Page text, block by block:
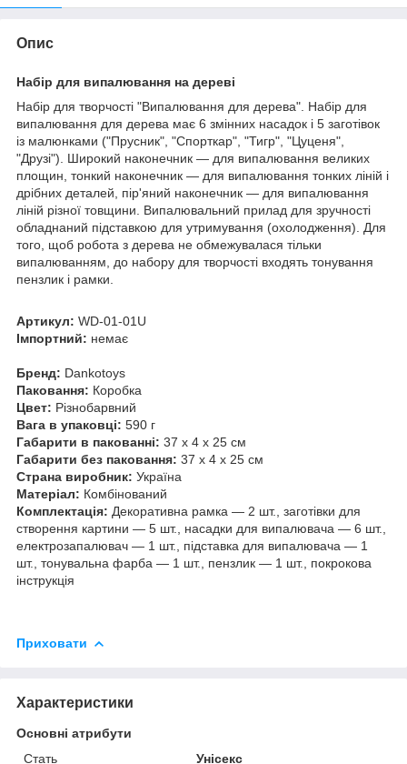
Опис
Набір для випалювання на дереві
Набір для творчості "Випалювання для дерева". Набір для
випалювання для дерева має 6 змінних насадок і 5 заготівок
із малюнками ("Прусник", "Спорткар", "Тигр", "Цуценя",
"Друзі"). Широкий наконечник — для випалювання великих
площин, тонкий наконечник — для випалювання тонких ліній і
дрібних деталей, пір'яний наконечник — для випалювання
ліній різної товщини. Випалювальний прилад для зручності
обладнаний підставкою для утримування (охолодження). Для
того, щоб робота з дерева не обмежувалася тільки
випалюванням, до набору для творчості входять тонування
пензлик і рамки.
Артикул: WD-01-01U
Імпортний: немає
Бренд: Dankotoys
Паковання: Коробка
Цвет: Різнобарвний
Вага в упаковці: 590 г
Габарити в пакованні: 37 x 4 x 25 см
Габарити без паковання: 37 x 4 x 25 см
Страна виробник: Україна
Матеріал: Комбінований
Комплектація: Декоративна рамка — 2 шт., заготівки для
створення картини — 5 шт., насадки для випалювача — 6 шт.,
електрозапалювач — 1 шт., підставка для випалювача — 1
шт., тонувальна фарба — 1 шт., пензлик — 1 шт., покрокова
інструкція
Приховати
Характеристики
Основні атрибути
Стать
Унісекс